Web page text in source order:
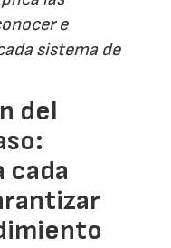
e
sistema de
del
cada